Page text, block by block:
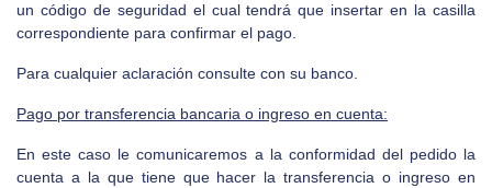
un código de seguridad el cual tendrá que insertar en la casilla
correspondiente para confirmar el pago.
Para cualquier aclaración consulte con su banco.
Pago por transferencia bancaria o ingreso en cuenta:
En este caso le comunicaremos a la conformidad del pedido la
cuenta a la que tiene que hacer la transferencia o ingreso en